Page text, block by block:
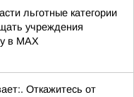
льготные категории
учреждения
в МАХ
Откажитесь от